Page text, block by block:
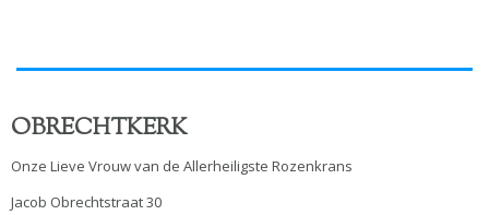
OBRECHTKERK
Onze Lieve Vrouw van de Allerheiligste Rozenkrans
Jacob Obrechtstraat 30